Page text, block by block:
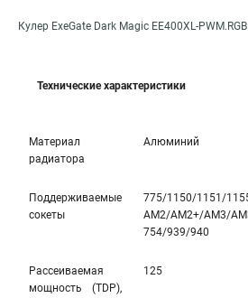
Кулер ExeGate Dark Magic EE400XL-PWM.RGB
Технические характеристики
Материал
радиатора
Алюминий
Поддерживаемые
сокеты
775/1150/1151/
AM2/AM2+/AM3/
754/939/940
Рассеиваемая
мощность (TDP),
125